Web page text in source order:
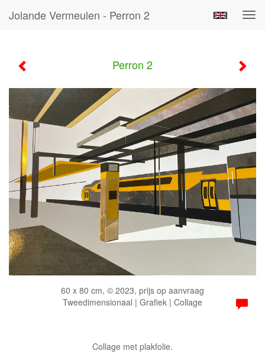
Jolande Vermeulen - Perron 2
Perron 2
60 x 80 cm, © 2023, prijs op aanvraag
Tweedimensionaal | Grafiek | Collage
Collage met plakfolie.